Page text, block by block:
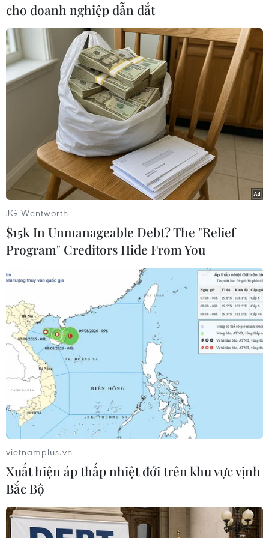
và từng bước bình ổn tình hình ở miền Đông
(Vietnam+)
#Yury Sergeyev
#Kiev
#thỏa thuận ngừng bắn
#Đông Ukraine.
Ukraine
Theo dõi VietnamPlus
TIN LIÊN QUAN
cho doanh nghiệp dẫn dắt
JG Wentworth
$15k In Unmanageable Debt? The "Relief
Program" Creditors Hide From You
vietnamplus.vn
Xuất hiện áp thấp nhiệt đới trên khu vực vịnh
Bắc Bộ